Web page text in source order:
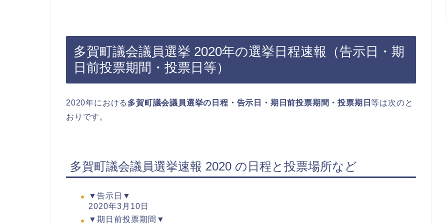
多賀町議会議員選挙 2020年の選挙日程速報（告示日・期
日前投票期間・投票日等）
2020年における 多賀町議会議員選挙の日程・告示日・期日前投票期間・投票期日等は次のと
おりです。
多賀町議会議員選挙速報 2020 の日程と投票場所など
▼告示日▼
2020年3月10日
▼期日前投票期間▼